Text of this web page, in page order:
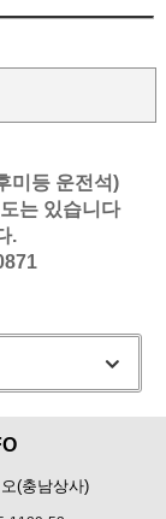
미등 운전석)
는 있습니다
.
(충남상사)